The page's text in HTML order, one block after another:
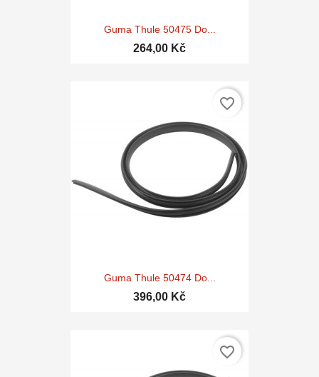
Guma Thule 50475 Do...
264,00 Kč
Guma Thule 50474 Do...
396,00 Kč
favorite_border
favorite_border